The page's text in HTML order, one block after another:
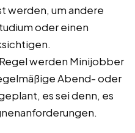
werden, um andere
oder einen
werden Minijobber
Abend- oder
es sei denn, es